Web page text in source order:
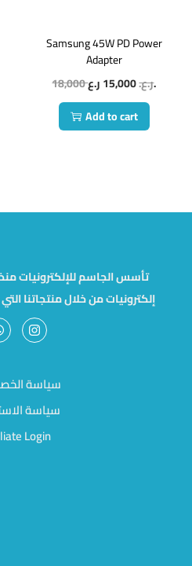
Samsung 45W PD Power
Adapter
18,000
ر.ع.15,000
ر.ع.
Add to cart
إلكترونيات من خلال منتجاتنا
سياسة
سياسة
Login